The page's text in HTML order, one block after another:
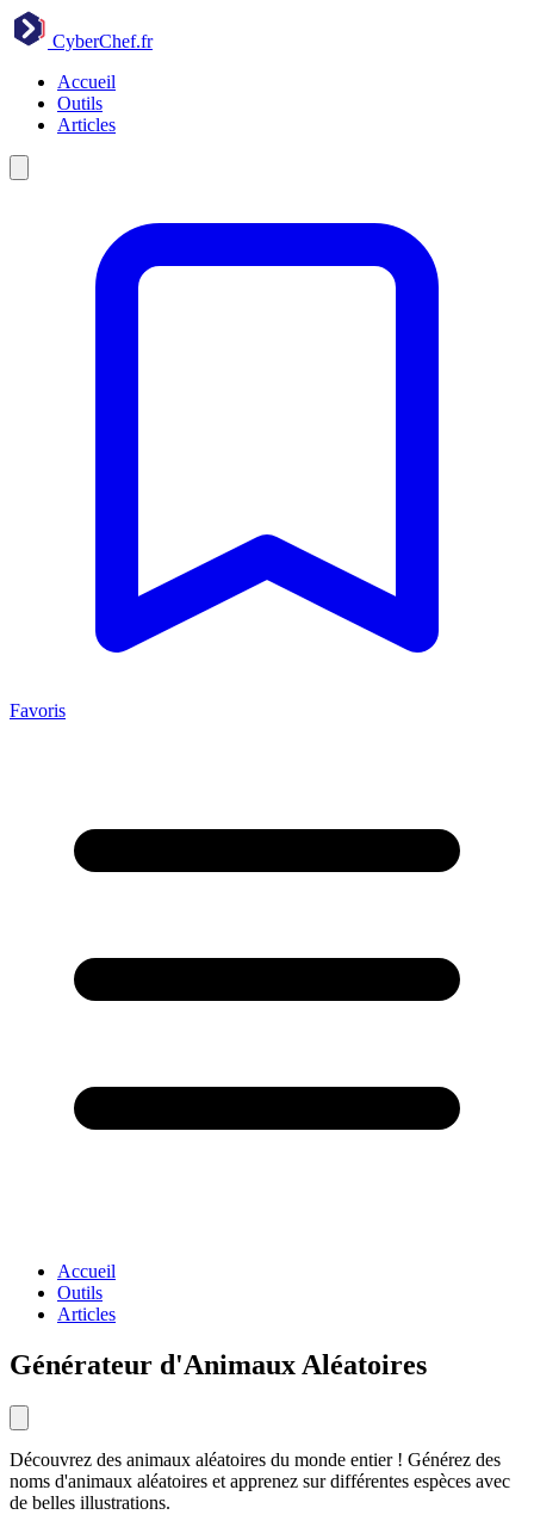
CyberChef.fr
Accueil
Outils
Articles
Favoris
Accueil
Outils
Articles
Générateur d'Animaux Aléatoires
Découvrez des animaux aléatoires du monde entier ! Générez des
noms d'animaux aléatoires et apprenez sur différentes espèces avec
de belles illustrations.